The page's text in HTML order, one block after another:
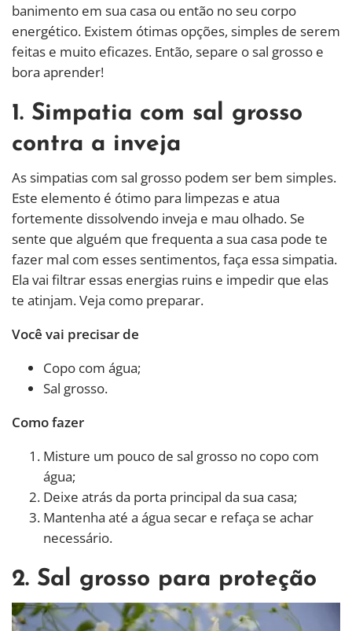
banimento em sua casa ou então no seu corpo
energético. Existem ótimas opções, simples de serem
feitas e muito eficazes. Então, separe o sal grosso e
bora aprender!
1. Simpatia com sal grosso
contra a inveja
As simpatias com sal grosso podem ser bem simples.
Este elemento é ótimo para limpezas e atua
fortemente dissolvendo inveja e mau olhado. Se
sente que alguém que frequenta a sua casa pode te
fazer mal com esses sentimentos, faça essa simpatia.
Ela vai filtrar essas energias ruins e impedir que elas
te atinjam. Veja como preparar.
Você vai precisar de
Copo com água;
Sal grosso.
Como fazer
Misture um pouco de sal grosso no copo com
água;
Deixe atrás da porta principal da sua casa;
Mantenha até a água secar e refaça se achar
necessário.
2. Sal grosso para proteção